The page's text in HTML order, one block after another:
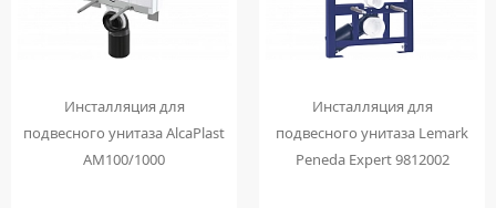
Инсталляция для
подвесного унитаза AlcaPlast
AM100/1000
Инсталляция для
подвесного унитаза Lemark
Peneda Expert 9812002